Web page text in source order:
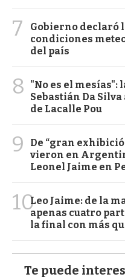
7
Gobierno declaró
condiciones
del país
8
"No es el mesías":
Sebastián Da
de Lacalle Pou
9
De “gran
vieron en
Leonel Jaime en
10Leo Jaime: de la
apenas cuatro
la final con más
Te puede